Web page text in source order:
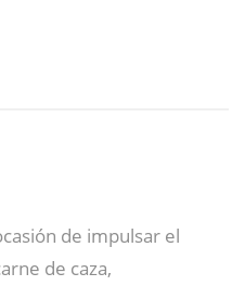
de impulsar el
de caza,